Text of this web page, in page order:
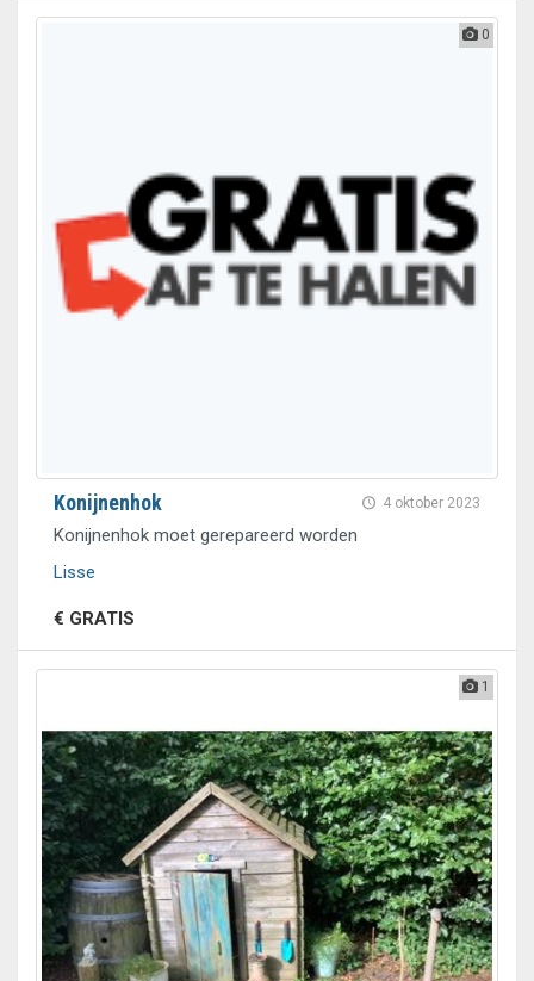
0
4 oktober 2023
Konijnenhok
Konijnenhok moet gerepareerd worden
Lisse
€ GRATIS
1